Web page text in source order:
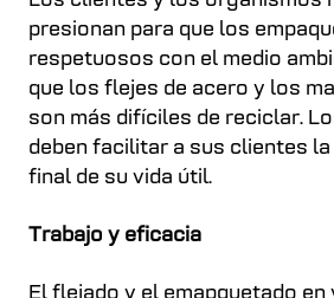
presionan para que los
respetuosos con el medio
que los flejes de acero y los
son más difíciles de reciclar.
deben facilitar a sus clientes
final de su vida útil.
Trabajo y eficacia